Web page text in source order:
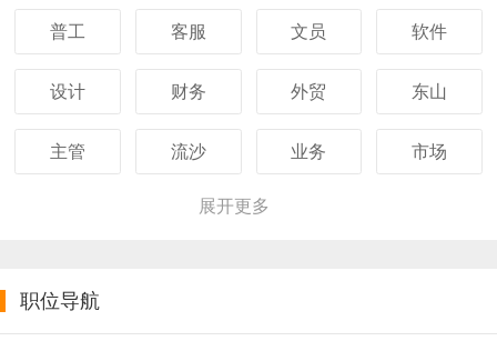
普工 客服 文员 软件
设计 财务 外贸 东山
主管 流沙 业务 市场
展开更多
职位导航